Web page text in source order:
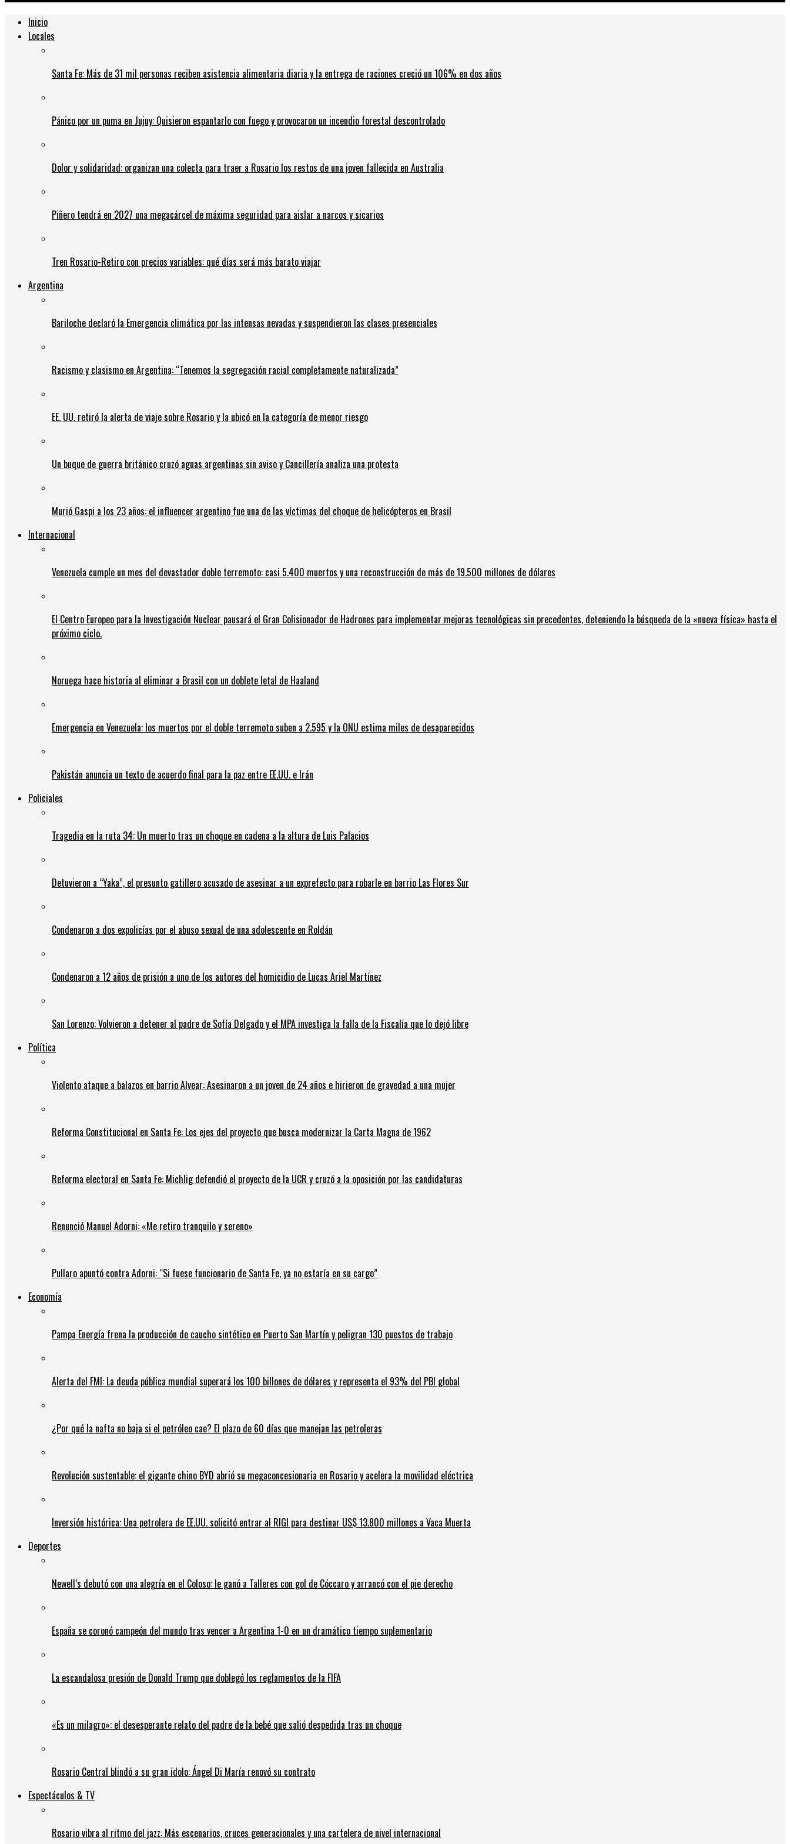
Inicio
Locales
Santa Fe: Más de 31 mil personas reciben asistencia alimentaria diaria y la entrega de raciones creció un 106% en dos años
Pánico por un puma en Jujuy: Quisieron espantarlo con fuego y provocaron un incendio forestal descontrolado
Dolor y solidaridad: organizan una colecta para traer a Rosario los restos de una joven fallecida en Australia
Piñero tendrá en 2027 una megacárcel de máxima seguridad para aislar a narcos y sicarios
Tren Rosario-Retiro con precios variables: qué días será más barato viajar
Argentina
Bariloche declaró la Emergencia climática por las intensas nevadas y suspendieron las clases presenciales
Racismo y clasismo en Argentina: “Tenemos la segregación racial completamente naturalizada”
EE. UU. retiró la alerta de viaje sobre Rosario y la ubicó en la categoría de menor riesgo
Un buque de guerra británico cruzó aguas argentinas sin aviso y Cancillería analiza una protesta
Murió Gaspi a los 23 años: el influencer argentino fue una de las víctimas del choque de helicópteros en Brasil
Internacional
Venezuela cumple un mes del devastador doble terremoto: casi 5.400 muertos y una reconstrucción de más de 19.500 millones de dólares
El Centro Europeo para la Investigación Nuclear pausará el Gran Colisionador de Hadrones para implementar mejoras tecnológicas sin precedentes, deteniendo la búsqueda de la «nueva física» hasta el
próximo ciclo.
Noruega hace historia al eliminar a Brasil con un doblete letal de Haaland
Emergencia en Venezuela: los muertos por el doble terremoto suben a 2.595 y la ONU estima miles de desaparecidos
Pakistán anuncia un texto de acuerdo final para la paz entre EE.UU. e Irán
Policiales
Tragedia en la ruta 34: Un muerto tras un choque en cadena a la altura de Luis Palacios
Detuvieron a “Yaka”, el presunto gatillero acusado de asesinar a un exprefecto para robarle en barrio Las Flores Sur
Condenaron a dos expolicías por el abuso sexual de una adolescente en Roldán
Condenaron a 12 años de prisión a uno de los autores del homicidio de Lucas Ariel Martínez
San Lorenzo: Volvieron a detener al padre de Sofía Delgado y el MPA investiga la falla de la Fiscalía que lo dejó libre
Política
Violento ataque a balazos en barrio Alvear: Asesinaron a un joven de 24 años e hirieron de gravedad a una mujer
Reforma Constitucional en Santa Fe: Los ejes del proyecto que busca modernizar la Carta Magna de 1962
Reforma electoral en Santa Fe: Michlig defendió el proyecto de la UCR y cruzó a la oposición por las candidaturas
Renunció Manuel Adorni: «Me retiro tranquilo y sereno»
Pullaro apuntó contra Adorni: “Si fuese funcionario de Santa Fe, ya no estaría en su cargo”
Economía
Pampa Energía frena la producción de caucho sintético en Puerto San Martín y peligran 130 puestos de trabajo
Alerta del FMI: La deuda pública mundial superará los 100 billones de dólares y representa el 93% del PBI global
¿Por qué la nafta no baja si el petróleo cae? El plazo de 60 días que manejan las petroleras
Revolución sustentable: el gigante chino BYD abrió su megaconcesionaria en Rosario y acelera la movilidad eléctrica
Inversión histórica: Una petrolera de EE.UU. solicitó entrar al RIGI para destinar US$ 13.800 millones a Vaca Muerta
Deportes
Newell’s debutó con una alegría en el Coloso: le ganó a Talleres con gol de Cóccaro y arrancó con el pie derecho
España se coronó campeón del mundo tras vencer a Argentina 1-0 en un dramático tiempo suplementario
La escandalosa presión de Donald Trump que doblegó los reglamentos de la FIFA
«Es un milagro»: el desesperante relato del padre de la bebé que salió despedida tras un choque
Rosario Central blindó a su gran ídolo: Ángel Di María renovó su contrato
Espectáculos & TV
Rosario vibra al ritmo del jazz: Más escenarios, cruces generacionales y una cartelera de nivel internacional